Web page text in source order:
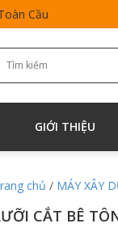
Cầu
GIỚI THIỆU
chủ / MÁY XÂY
CẮT BÊ